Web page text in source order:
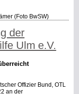
(Foto BwSW)
der
Ulm e.V.
Offizier Bund, OTL
an der